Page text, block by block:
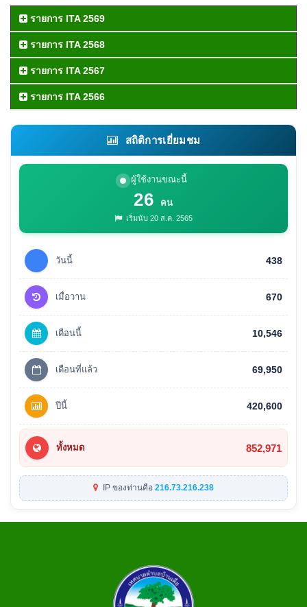
รายการ ITA 2569
รายการ ITA 2568
รายการ ITA 2567
รายการ ITA 2566
สถิติการเยี่ยมชม
ผู้ใช้งานขณะนี้
26 คน
เริ่มนับ 20 ส.ค. 2565
วันนี้ 438
เมื่อวาน 670
เดือนนี้ 10,546
เดือนที่แล้ว 69,950
ปีนี้ 420,600
ทั้งหมด 852,971
IP ของท่านคือ 216.73.216.238